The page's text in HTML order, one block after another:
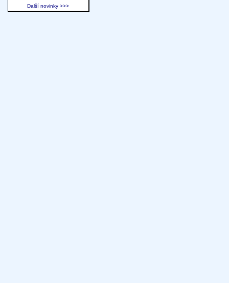
Další novinky >>>